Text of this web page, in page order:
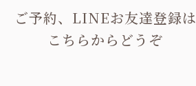
ご予約、LINEお友達登録は
こちらからどうぞ